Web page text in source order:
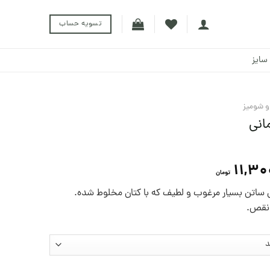
تسویه حساب
و شومیز
تومان
بسیار مرغوب و لطیف که با کتان مخلوط شده.
نقص.